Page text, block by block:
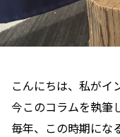
こんにちは、私がイ
今このコラムを執筆
毎年、この時期にな